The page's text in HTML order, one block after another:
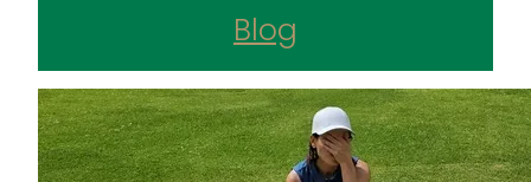
Blog